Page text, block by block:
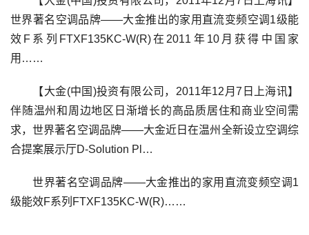
世界著名空调品牌——大金推出的家用直流变频空调1级能
效F系列FTXF135KC-W(R)在2011年10月获得中国家
用……
【大金(中国)投资有限公司，2011年12月7日上海讯】
伴随温州和周边地区日渐增长的高品质居住和商业空间需
求，世界著名空调品牌——大金近日在温州全新设立空调综
合提案展示厅D-Solution Pl…
世界著名空调品牌——大金推出的家用直流变频空调1
级能效F系列FTXF135KC-W(R)……